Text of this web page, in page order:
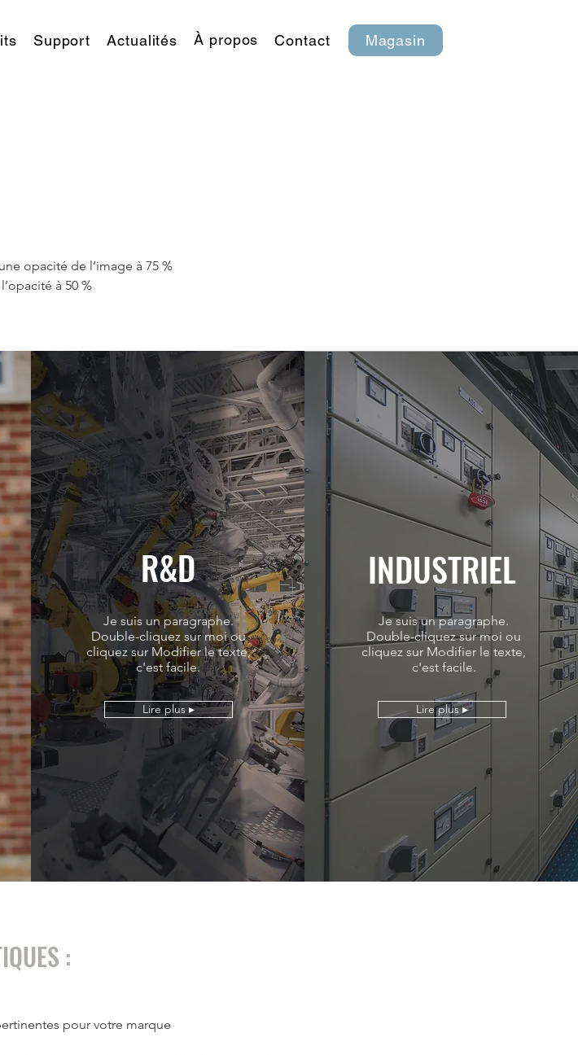
Support Actualités À propos Contact Magasin
opacité de l’image à 75 %
à 50 %
R&D
Je suis un paragraphe.
Double-cliquez sur moi ou
cliquez sur Modifier le texte,
c'est facile.
Lire plus ▸
INDUSTRIEL
Je suis un paragraphe.
Double-cliquez sur moi ou
cliquez sur Modifier le texte,
c'est facile.
Lire plus ▸
:
pour votre marque